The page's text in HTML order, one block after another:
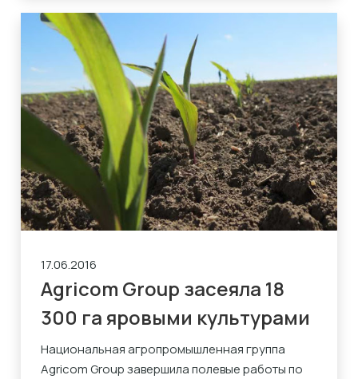
17.06.2016
Agricom Group засеяла 18
300 га яровыми культурами
Национальная агропромышленная группа
Agricom Group завершила полевые работы по